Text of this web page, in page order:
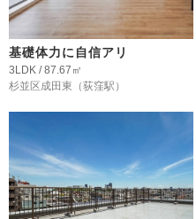
基礎体力に自信アリ
3LDK / 87.67㎡
杉並区成田東 （荻窪駅）